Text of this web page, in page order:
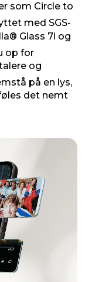
som Circle to
med SGS-
Glass 7i og
op for
og
på en lys,
det nemt